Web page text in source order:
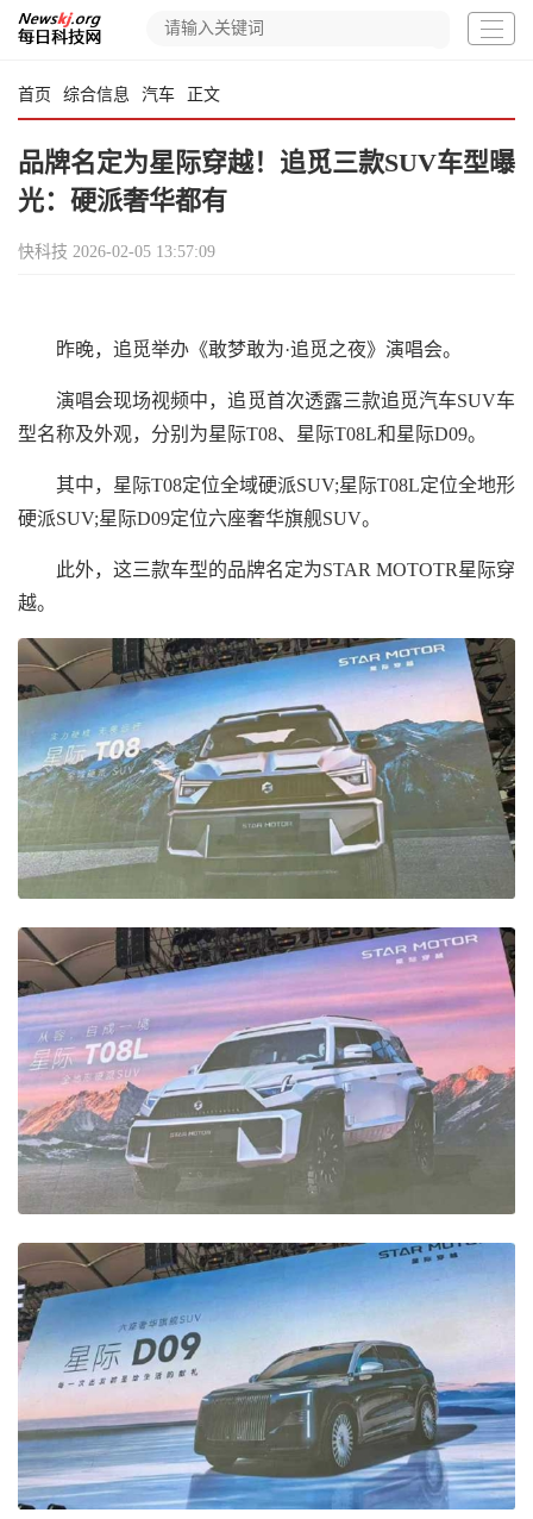
首页 综合信息 汽车 正文
品牌名定为星际穿越！追觅三款SUV车型曝
光：硬派奢华都有
快科技 2026-02-05 13:57:09
昨晚，追觅举办《敢梦敢为·追觅之夜》演唱会。
演唱会现场视频中，追觅首次透露三款追觅汽车SUV车
型名称及外观，分别为星际T08、星际T08L和星际D09。
其中，星际T08定位全域硬派SUV;星际T08L定位全地形
硬派SUV;星际D09定位六座奢华旗舰SUV。
此外，这三款车型的品牌名定为STAR MOTOTR星际穿
越。